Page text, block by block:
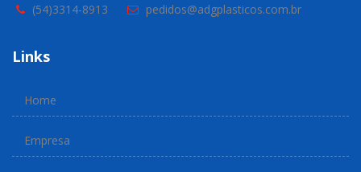
(54)3314-8913
pedidos@adgplasticos.com.br
Links
Home
Empresa